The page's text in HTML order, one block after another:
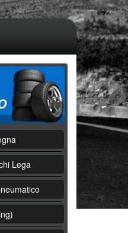
Lega